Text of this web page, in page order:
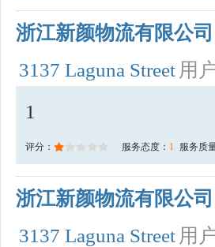
浙江新颜物流有限公司
3137 Laguna Street 用
1
评分： 服务态度： 1 服务质
浙江新颜物流有限公司
3137 Laguna Street 用